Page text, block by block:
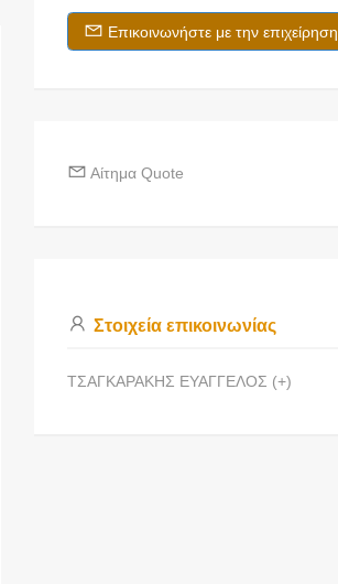
Επικοινωνήστε με την επιχείρηση
Αίτημα Quote
Στοιχεία επικοινωνίας
ΤΣΑΓΚΑΡΑΚΗΣ ΕΥΑΓΓΕΛΟΣ (+)